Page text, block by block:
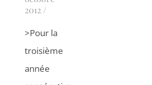
2012 /
>Pour la
troisième
année